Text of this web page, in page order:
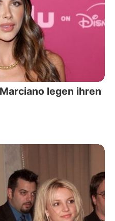
legen ihren